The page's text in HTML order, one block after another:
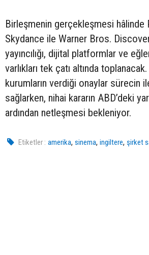
Birleşmenin gerçekleşmesi hâlinde
Skydance ile Warner Bros.
yayıncılığı, dijital platformlar ve
varlıkları tek çatı altında
kurumların verdiği onaylar sürecin
sağlarken, nihai kararın ABD’deki
ardından netleşmesi bekleniyor.
Etiketler : amerika,sinema,ingiltere,şirket